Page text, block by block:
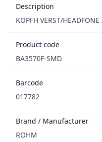
Description
KOPFH VERST/HEADFONE
Product code
BA3570F-SMD
Barcode
017782
Brand / Manufacturer
ROHM